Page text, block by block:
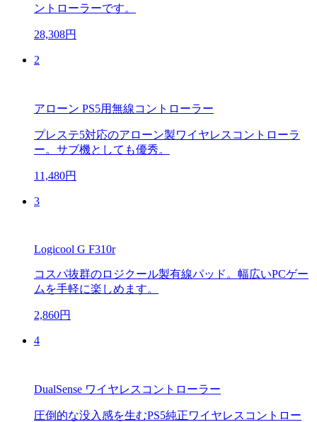
ントローラーです。
28,308円
2
アローン PS5用無線コントローラー
プレステ5対応のアローン製ワイヤレスコントローラ
ー。サブ機としても優秀。
11,480円
3
Logicool G F310r
コスパ抜群のロジクール製有線パッド。幅広いPCゲー
ムを手軽に楽しめます。
2,860円
4
DualSense ワイヤレスコントローラー
圧倒的な没入感を生むPS5純正ワイヤレスコントロー